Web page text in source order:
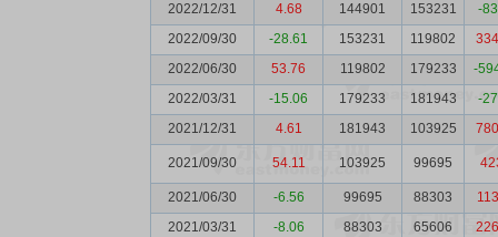
2022/12/31
4.68 144901 153231
-
2022/09/30
-28.61 153231 119802
2022/06/30
53.76 119802 179233
-
2022/03/31
-15.06 179233 181943
-
2021/12/31
4.61 181943 103925
2021/09/30 54.11 103925 99695
2021/06/30 -6.56 99695 88303
2021/03/31
-8.06 88303 65606